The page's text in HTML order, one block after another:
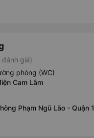
đánh giá)
phòng (WC)
Cam Lâm
Phạm Ngũ Lão - Quận 1